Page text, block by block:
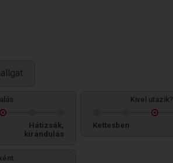
Hátizsák,
kirándulás
Kivel utazik?
Kettesben